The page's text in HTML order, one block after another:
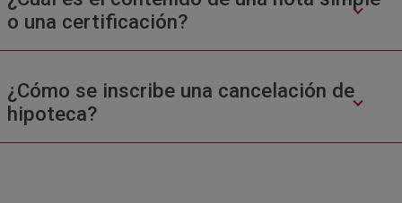
o una certificación?
¿Cómo se inscribe una cancelación de
hipoteca?